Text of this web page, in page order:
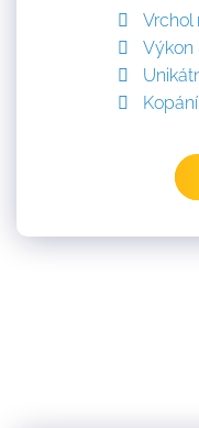
Vrchol
Výkon